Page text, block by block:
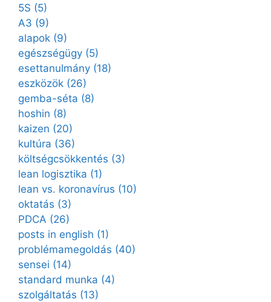
5S (5)
A3 (9)
alapok (9)
egészségügy (5)
esettanulmány (18)
eszközök (26)
gemba-séta (8)
hoshin (8)
kaizen (20)
kultúra (36)
költségcsökkentés (3)
lean logisztika (1)
lean vs. koronavírus (10)
oktatás (3)
PDCA (26)
posts in english (1)
problémamegoldás (40)
sensei (14)
standard munka (4)
szolgáltatás (13)